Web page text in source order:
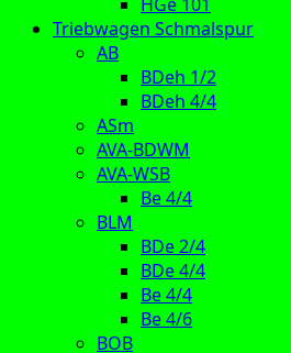
Triebwagen Schmalspur
AB
BDeh 1/2
BDeh 4/4
ASm
AVA-BDWM
AVA-WSB
Be 4/4
BLM
BDe 2/4
BDe 4/4
Be 4/4
Be 4/6
BOB